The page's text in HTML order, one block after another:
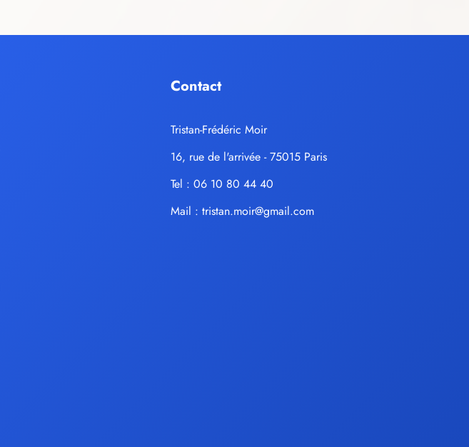
Contact
Tristan-Frédéric Moir
16, rue de l'arrivée - 75015 Paris
Tel : 06 10 80 44 40
Mail :tristan.moir@gmail.com